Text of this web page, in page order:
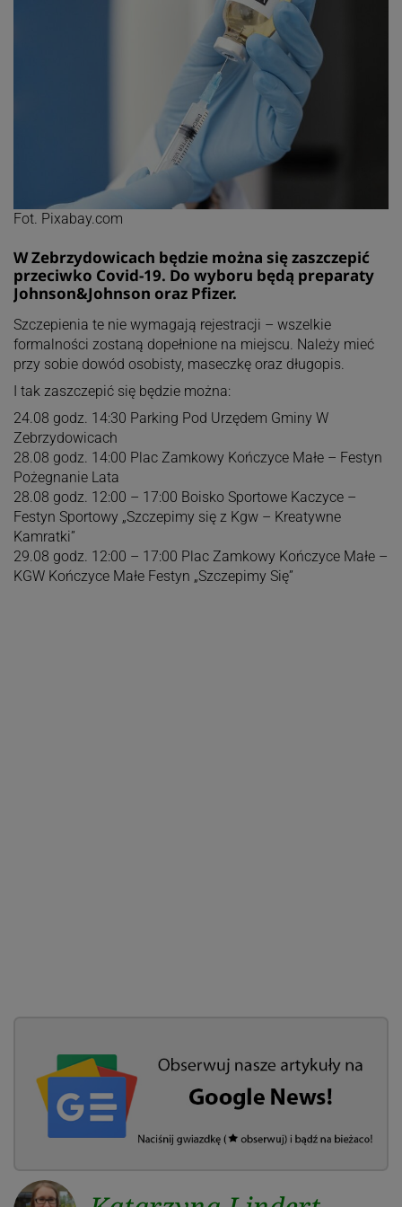
Fot. Pixabay.com
W Zebrzydowicach będzie można się zaszczepić
przeciwko Covid-19. Do wyboru będą preparaty
Johnson&Johnson oraz Pfizer.
Szczepienia te nie wymagają rejestracji – wszelkie
formalności zostaną dopełnione na miejscu. Należy mieć
przy sobie dowód osobisty, maseczkę oraz długopis.
I tak zaszczepić się będzie można:
24.08 godz. 14:30 Parking Pod Urzędem Gminy W
Zebrzydowicach
28.08 godz. 14:00 Plac Zamkowy Kończyce Małe – Festyn
Pożegnanie Lata
28.08 godz. 12:00 – 17:00 Boisko Sportowe Kaczyce –
Festyn Sportowy „Szczepimy się z Kgw – Kreatywne
Kamratki”
29.08 godz. 12:00 – 17:00 Plac Zamkowy Kończyce Małe –
KGW Kończyce Małe Festyn „Szczepimy Się”